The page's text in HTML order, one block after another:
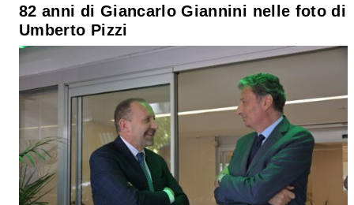
82 anni di Giancarlo Giannini nelle foto di
Umberto Pizzi